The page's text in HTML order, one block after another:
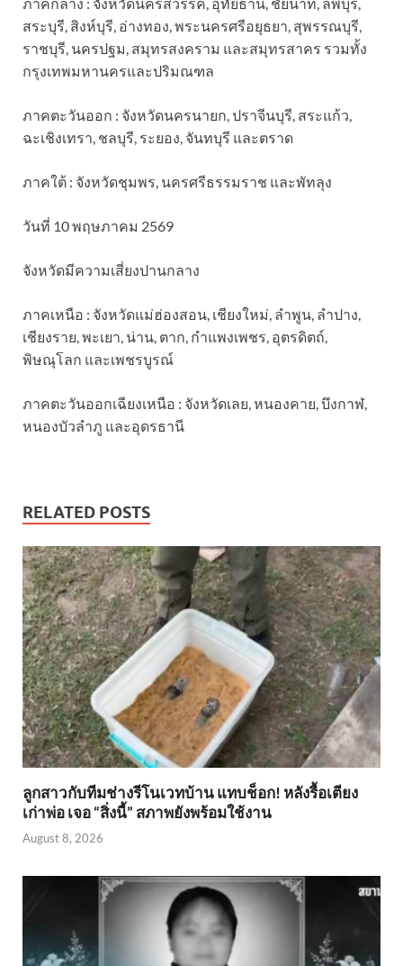
สระบุรี, สิงห์บุรี, อ่างทอง, พระนครศรีอยุธยา, สุพรรณบุรี,
ราชบุรี, นครปฐม, สมุทรสงคราม และสมุทรสาคร รวมทั้ง
กรุงเทพมหานครและปริมณฑล
ภาคตะวันออก : จังหวัดนครนายก, ปราจีนบุรี, สระแก้ว,
ฉะเชิงเทรา, ชลบุรี, ระยอง, จันทบุรี และตราด
ภาคใต้ : จังหวัดชุมพร, นครศรีธรรมราช และพัทลุง
วันที่ 10 พฤษภาคม 2569
จังหวัดมีความเสี่ยงปานกลาง
ภาคเหนือ : จังหวัดแม่ฮ่องสอน, เชียงใหม่, ลำพูน, ลำปาง,
เชียงราย, พะเยา, น่าน, ตาก, กำแพงเพชร, อุตรดิตถ์,
พิษณุโลก และเพชรบูรณ์
ภาคตะวันออกเฉียงเหนือ : จังหวัดเลย, หนองคาย, บึงกาฬ,
หนองบัวลำภู และอุดรธานี
RELATED POSTS
ลูกสาวกับทีมช่างรีโนเวทบ้าน แทบช็อก! หลังรื้อเตียง
เก่าพ่อ เจอ “สิ่งนี้” สภาพยังพร้อมใช้งาน
August 8, 2026